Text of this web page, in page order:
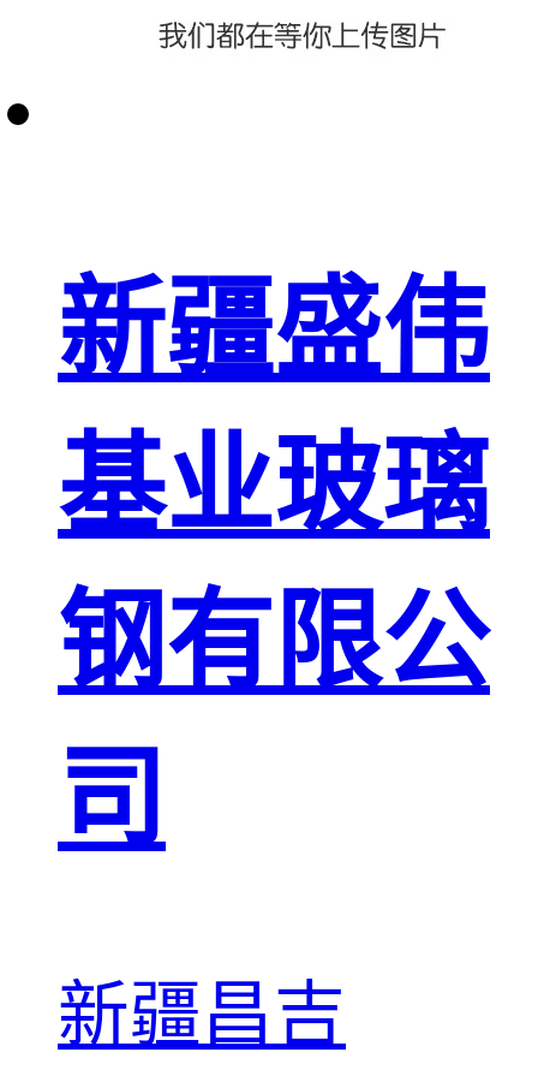
新疆盛伟
基业玻璃
钢有限公
司
新疆昌吉